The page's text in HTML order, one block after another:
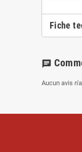
Fiche
chat
Aucun avis